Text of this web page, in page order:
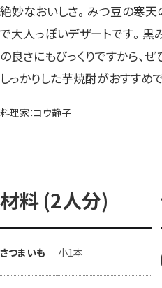
絶妙なおいしさ。みつ豆の寒天
で大人っぽいデザートです。
の良さにもびっくりですから、
しっかりした芋焼酎がおすすめで
料理家：コウ静子
材料 (2人分)
さつまいも 小1本